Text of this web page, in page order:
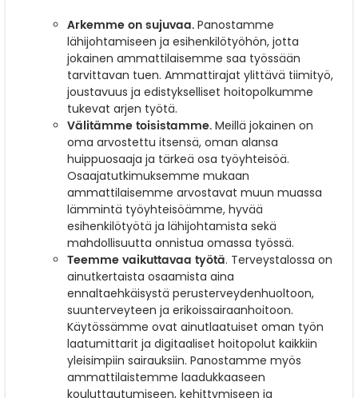
Arkemme on sujuvaa. Panostamme
lähijohtamiseen ja esihenkilötyöhön, jotta
jokainen ammattilaisemme saa työssään
tarvittavan tuen. Ammattirajat ylittävä tiimityö,
joustavuus ja edistykselliset hoitopolkumme
tukevat arjen työtä.
Välitämme toisistamme. Meillä jokainen on
oma arvostettu itsensä, oman alansa
huippuosaaja ja tärkeä osa työyhteisöä.
Osaajatutkimuksemme mukaan
ammattilaisemme arvostavat muun muassa
lämmintä työyhteisöämme, hyvää
esihenkilötyötä ja lähijohtamista sekä
mahdollisuutta onnistua omassa työssä.
Teemme vaikuttavaa työtä. Terveystalossa on
ainutkertaista osaamista aina
ennaltaehkäisystä perusterveydenhuoltoon,
suunterveyteen ja erikoissairaanhoitoon.
Käytössämme ovat ainutlaatuiset oman työn
laatumittarit ja digitaaliset hoitopolut kaikkiin
yleisimpiin sairauksiin. Panostamme myös
ammattilaistemme laadukkaaseen
kouluttautumiseen, kehittymiseen ja